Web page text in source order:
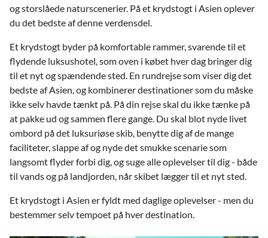
og storslåede naturscenerier. På et krydstogt i Asien oplever
du det bedste af denne verdensdel.
Et krydstogt byder på komfortable rammer, svarende til et
flydende luksushotel, som oven i købet hver dag bringer dig
til et nyt og spændende sted. En rundrejse som viser dig det
bedste af Asien, og kombinerer destinationer som du måske
ikke selv havde tænkt på. På din rejse skal du ikke tænke på
at pakke ud og sammen flere gange. Du skal blot nyde livet
ombord på det luksuriøse skib, benytte dig af de mange
faciliteter, slappe af og nyde det smukke scenarie som
langsomt flyder forbi dig, og suge alle oplevelser til dig - både
til vands og på landjorden, når skibet lægger til et nyt sted.
Et krydstogt i Asien er fyldt med daglige oplevelser - men du
bestemmer selv tempoet på hver destination.